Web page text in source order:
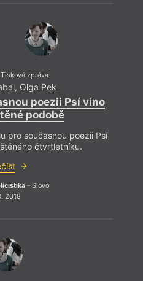
zpráva
, Olga Pek
poezii Psí víno
podobě
pro současnou poezii Psí
čtvrtletníku.
– Slovo
2018